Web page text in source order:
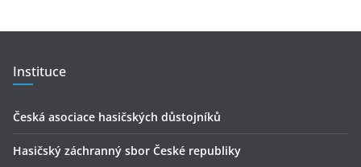
Instituce
Česká asociace hasičských důstojníků
Hasičský záchranný sbor České republiky